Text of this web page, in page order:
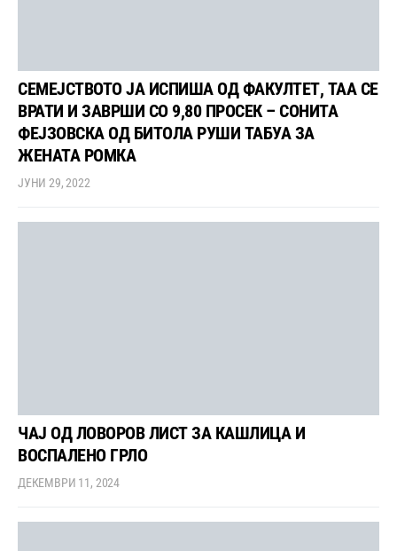
СЕМЕЈСТВОТО ЈА ИСПИША ОД ФАКУЛТЕТ, ТАА СЕ
ВРАТИ И ЗАВРШИ СО 9,80 ПРОСЕК – СОНИТА
ФЕЈЗОВСКА ОД БИТОЛА РУШИ ТАБУА ЗА
ЖЕНАТА РОМКА
ЈУНИ 29, 2022
ЧАЈ ОД ЛОВОРОВ ЛИСТ ЗА КАШЛИЦА И
ВОСПАЛЕНО ГРЛО
ДЕКЕМВРИ 11, 2024